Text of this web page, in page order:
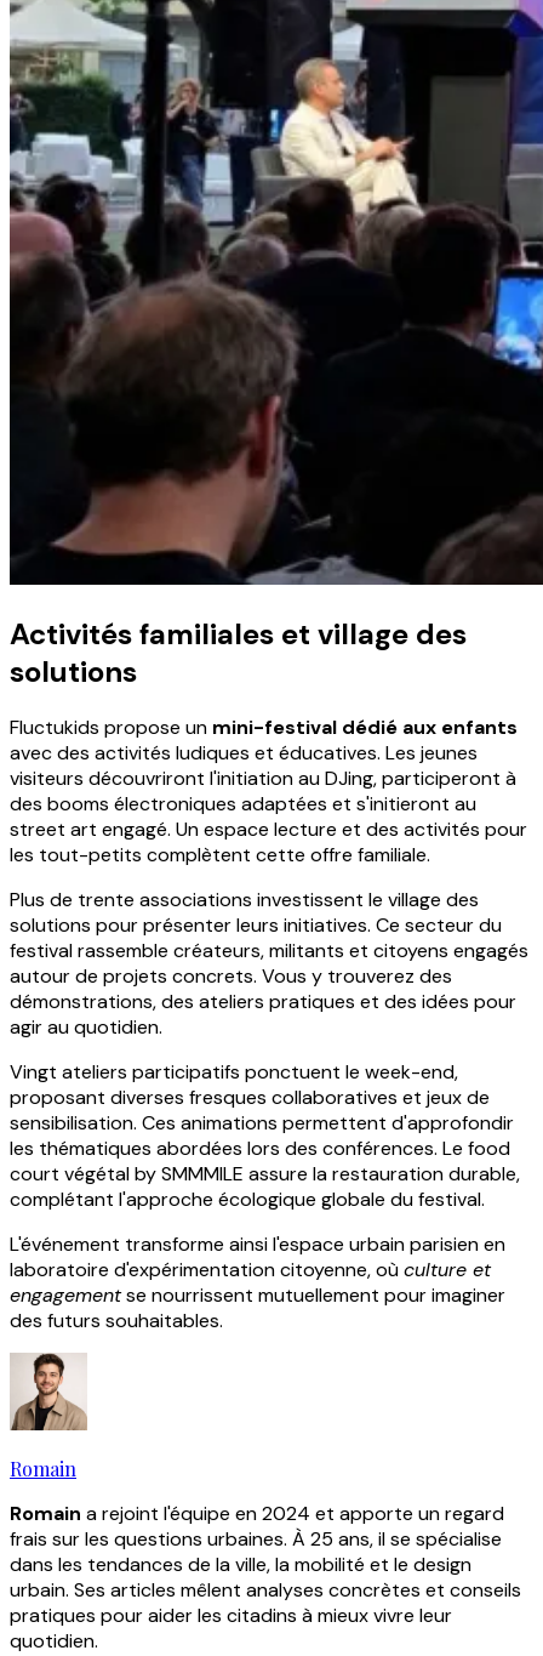
Activités familiales et village des
solutions
Fluctukids propose un mini-festival dédié aux enfants
avec des activités ludiques et éducatives. Les jeunes
visiteurs découvriront l'initiation au DJing, participeront à
des booms électroniques adaptées et s'initieront au
street art engagé. Un espace lecture et des activités pour
les tout-petits complètent cette offre familiale.
Plus de trente associations investissent le village des
solutions pour présenter leurs initiatives. Ce secteur du
festival rassemble créateurs, militants et citoyens engagés
autour de projets concrets. Vous y trouverez des
démonstrations, des ateliers pratiques et des idées pour
agir au quotidien.
Vingt ateliers participatifs ponctuent le week-end,
proposant diverses fresques collaboratives et jeux de
sensibilisation. Ces animations permettent d'approfondir
les thématiques abordées lors des conférences. Le food
court végétal by SMMMILE assure la restauration durable,
complétant l'approche écologique globale du festival.
L'événement transforme ainsi l'espace urbain parisien en
laboratoire d'expérimentation citoyenne, oùculture et
engagementse nourrissent mutuellement pour imaginer
des futurs souhaitables.
Romain
Romain a rejoint l'équipe en 2024 et apporte un regard
frais sur les questions urbaines. À 25 ans, il se spécialise
dans les tendances de la ville, la mobilité et le design
urbain. Ses articles mêlent analyses concrètes et conseils
pratiques pour aider les citadins à mieux vivre leur
quotidien.